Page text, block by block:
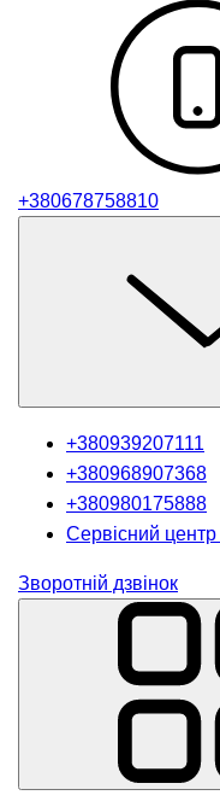
+380678758810
+380939207111
+380968907368
+380980175888
Сервісний центр
Зворотній дзвінок